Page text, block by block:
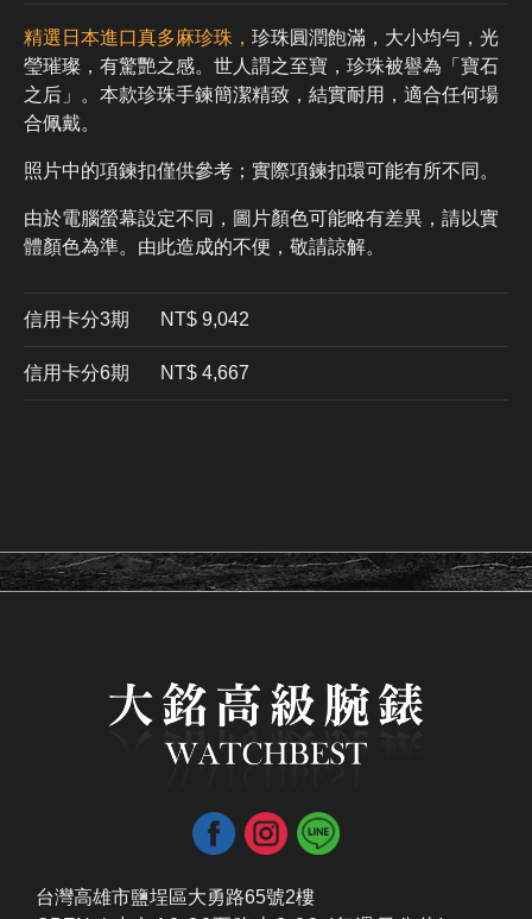
精選日本進口真多麻珍珠， 珍珠圓潤飽滿，大小均勻，光
瑩璀璨，有驚艷之感。世人謂之至寶，珍珠被譽為「寶石
之后」。本款珍珠手鍊簡潔精致，結實耐用，適合任何場
合佩戴。
照片中的項鍊扣僅供參考；實際項鍊扣環可能有所不同。
由於電腦螢幕設定不同，圖片顏色可能略有差異，請以實
體顏色為準。由此造成的不便，敬請諒解。
信用卡分3期 ​NT$ 9,042
信用卡分6期 NT$ 4,667
台灣高雄市鹽埕區大勇路65號2樓